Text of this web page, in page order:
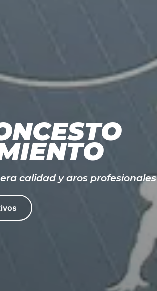
calidad y aros profesionales